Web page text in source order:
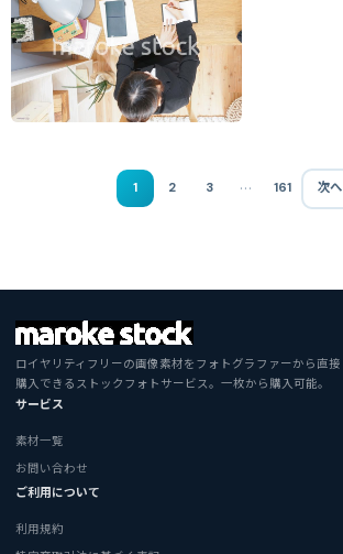
1 2 3 … 161 次へ
ロイヤリティフリーの画像素材をフォトグラファーから直接
購入できるストックフォトサービス。一枚から購入可能。
サービス
素材一覧
お問い合わせ
ご利用について
利用規約